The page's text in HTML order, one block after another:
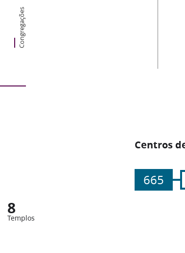
Congregações
Centros
665
8
Templos